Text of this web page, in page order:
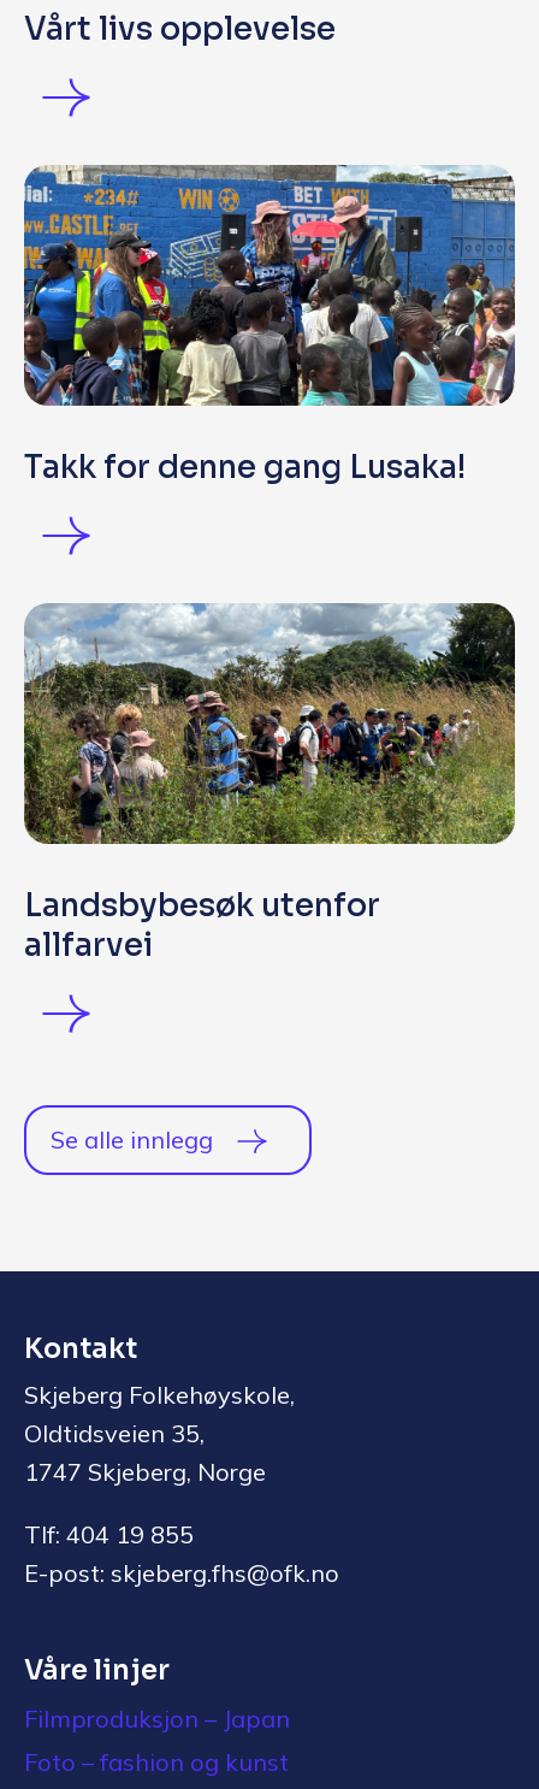
Vårt livs opplevelse
Takk for denne gang Lusaka!
Landsbybesøk utenfor
allfarvei
Se alle innlegg
Kontakt
Skjeberg Folkehøyskole,
Oldtidsveien 35,
1747 Skjeberg, Norge
Tlf: 404 19 855
E-post: skjeberg.fhs@ofk.no
Våre linjer
Filmproduksjon – Japan
Foto – fashion og kunst